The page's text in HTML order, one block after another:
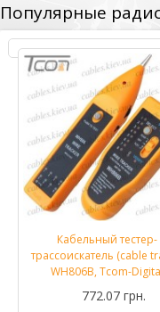
Популярные
Кабельный тестер-
трассоискатель (cable
WH806B, Tcom-
772.07 грн.